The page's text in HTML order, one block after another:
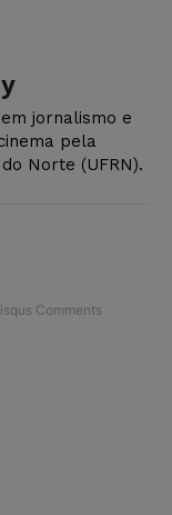
jornalismo e
pela
Norte (UFRN).
Comments